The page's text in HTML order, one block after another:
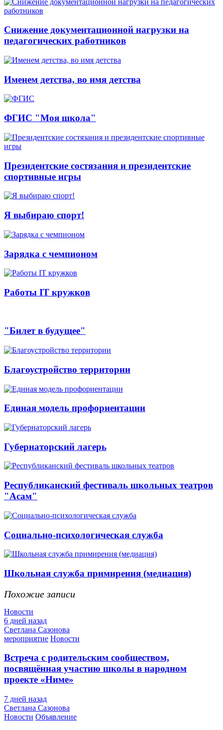
Снижение документационной нагрузки на
педагогических работников
Именем детства, во имя детства
ФГИС "Моя школа"
Президентские состязания и президентские
спортивные игры
Я выбираю спорт!
Зарядка с чемпионом
Работы IT кружков
"Билет в будущее"
Благоустройство территории
Единая модель профориентации
Губернаторский лагерь
Республиканский фестиваль школьных театров
"Асам"
Социально-психологическая служба
Школьная служба примирения (медиация)
Похожие записи
Новости
6 дней назад
Светлана Сазонова
мероприятие Новости
Встреча с родительским сообществом,
посвящённая участию школы в народном
проекте «Ниме»
7 дней назад
Светлана Сазонова
Новости Объявление